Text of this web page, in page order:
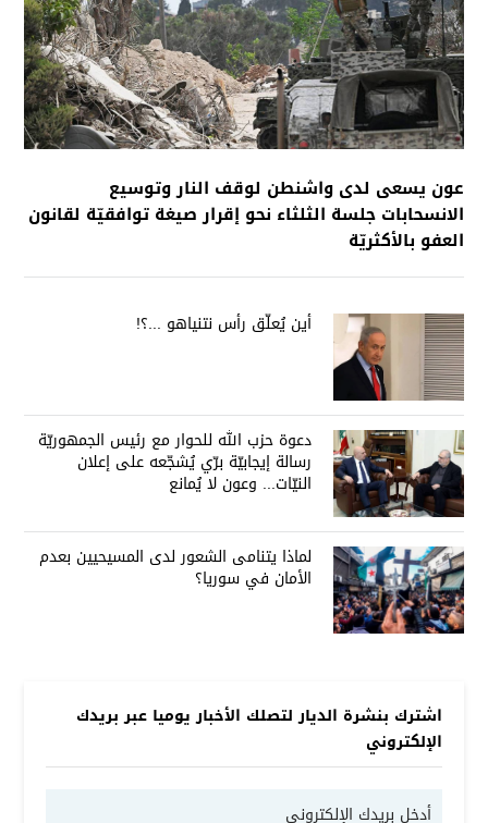
عون يسعى لدى واشنطن لوقف النار وتوسيع
الانسحابات جلسة الثلثاء نحو إقرار صيغة توافقيّة لقانون
العفو بالأكثريّة
أين يُعلّق رأس نتنياهو ...؟!
دعوة حزب الله للحوار مع رئيس الجمهوريّة
رسالة إيجابيّة برّي يُشجّعه على إعلان
النيّات... وعون لا يُمانع
لماذا يتنامى الشعور لدى المسيحيين بعدم
الأمان في سوريا؟
اشترك بنشرة الديار لتصلك الأخبار يوميا عبر بريدك
الإلكتروني